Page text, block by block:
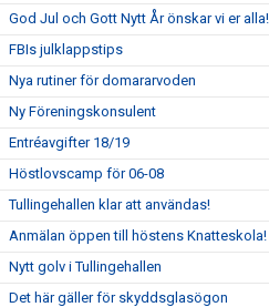
God Jul och Gott Nytt År önskar vi er alla!
FBIs julklappstips
Nya rutiner för domararvoden
Ny Föreningskonsulent
Entréavgifter 18/19
Höstlovscamp för 06-08
Tullingehallen klar att användas!
Anmälan öppen till höstens Knatteskola!
Nytt golv i Tullingehallen
Det här gäller för skyddsglasögon